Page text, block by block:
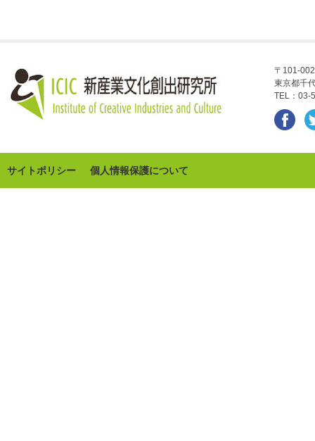
〒101-
東京都千
TEL：
サイトポリシー 個人情報保護について